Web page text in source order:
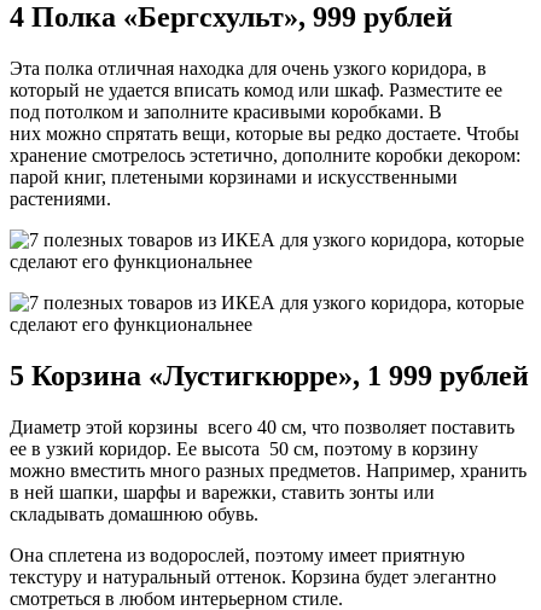
4 Полка «Бергсхульт», 999 рублей
Эта полка отличная находка для очень узкого коридора, в
который не удается вписать комод или шкаф. Разместите ее
под потолком и заполните красивыми коробками. В
них можно спрятать вещи, которые вы редко достаете. Чтобы
хранение смотрелось эстетично, дополните коробки декором:
парой книг, плетеными корзинами и искусственными
растениями.
5 Корзина «Лустигкюрре», 1 999 рублей
Диаметр этой корзины всего 40 см, что позволяет поставить
ее в узкий коридор. Ее высота 50 см, поэтому в корзину
можно вместить много разных предметов. Например, хранить
в ней шапки, шарфы и варежки, ставить зонты или
складывать домашнюю обувь.
Она сплетена из водорослей, поэтому имеет приятную
текстуру и натуральный оттенок. Корзина будет элегантно
смотреться в любом интерьерном стиле.